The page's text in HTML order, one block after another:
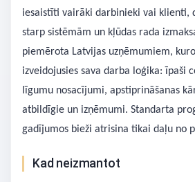
iesaistīti vairāki darbinieki vai klienti,
starp sistēmām un kļūdas rada
piemērota Latvijas uzņēmumiem,
izveidojusies sava darba loģika: īpaši
līgumu nosacījumi, apstiprināšanas
atbildīgie un izņēmumi. Standarta
gadījumos bieži atrisina tikai daļu no
Kad neizmantot